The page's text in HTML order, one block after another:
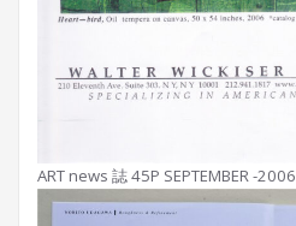
ART news 誌 45P SEPTEMBER -2006